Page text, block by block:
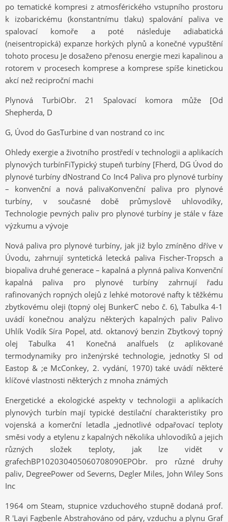
po tematické kompresi z atmosférického vstupního prostoru
k izobarickému (konstantnímu tlaku) spalování paliva ve
spalovací komoře a poté následuje adiabatická
(neisentropická) expanze horkých plynů a konečné vypuštění
tohoto procesu Je dosaženo přenosu energie mezi kapalinou a
rotorem v procesech komprese a komprese spíše kinetickou
akcí než reciproční machi
Plynová TurbiObr. 21 Spalovací komora může [Od
Shepherda, D
G, Úvod do GasTurbine d van nostrand co inc
Ohledy exergie a životního prostředí v technologii a aplikacích
plynových turbínFiTypický stupeň turbíny [Fherd, DG Úvod do
plynové turbíny dNostrand Co Inc4 Paliva pro plynové turbíny
– konvenční a nová palivaKonvenční paliva pro plynové
turbíny, v současné době průmyslově uhlovodíky,
Technologie pevných paliv pro plynové turbíny je stále v fáze
výzkumu a vývoje
Nová paliva pro plynové turbíny, jak již bylo zmíněno dříve v
Úvodu, zahrnují syntetická letecká paliva Fischer-Tropsch a
biopaliva druhé generace – kapalná a plynná paliva Konvenční
kapalná paliva pro plynové turbíny zahrnují řadu
rafinovaných ropných olejů z lehké motorové nafty k těžkému
zbytkovému oleji (topný olej BunkerC nebo č. 6), Tabulka 4-1
uvádí konečnou analýzu některých kapalných paliv Palivo
Uhlík Vodík Síra Popel, atd. oktanový benzin Zbytkový topný
olej Tabulka 41 Konečná analfuels (z aplikované
termodynamiky pro inženýrské technologie, jednotky SI od
Eastop & ;e McConkey, 2. vydání, 1970) také uvádí některé
klíčové vlastnosti některých z mnoha známých
Energetické a ekologické aspekty v technologii a aplikacích
plynových turbín mají typické destilační charakteristiky pro
vojenská a komerční letadla „jednotlivé odpařovací teploty
směsi vody a etylenu z kapalných několika uhlovodíků a jejich
různých složek teploty, jak lze vidět v
grafechBP102030405060708090EPObr. pro různé druhy
paliv, DegreePower od Severns, Degler Miles, John Wiley Sons
Inc
1964 om Steam, stupnice vzduchového stupně dodaná prof.
R 'Layi Fagbenle Abstrahováno od páry, vzduchu a plynu Graf